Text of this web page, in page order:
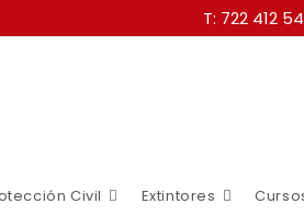
T: 722 412
Civil Extintores